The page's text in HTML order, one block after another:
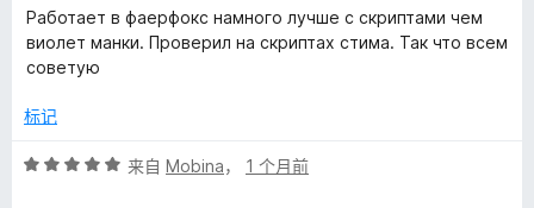
分
5
/
Работает в фаерфокс намного лучше с скриптами чем
виолет манки. Проверил на скриптах стима. Так что всем
советую
标记
评
来自 Mobina， 1 个月前